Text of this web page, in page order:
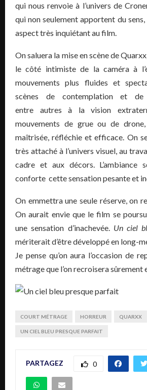
qui nous renvoie à l’univers de
qui non seulement apportent du
aspect très inquiétant au film.
On saluera la mise en scène de
le côté intimiste de la caméra à
mouvements plus fluides et
scènes de contemplation et
entre autres à la vision
mouvements de grue ou de
maîtrisée, réfléchie et efficace. On
très attaché à l’univers visuel, au
cadre et aux décors. L’ambiance
conforte cette sensation pesante et
On emmettra une seule réserve, on
On aurait envie que le film se
une sensation d’inachevée. Un ciel
mériterait d’être développé en long-
Je pense qu’on aura l’occasion de
métrage que l’on recroisera sûrement
COURT MÉTRAGE HORREUR QUARXX
UN CIEL BLEU PRESQUE PARFAIT
PARTAGEZ 0